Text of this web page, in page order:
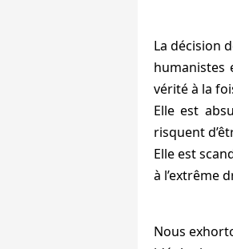
La décision
humanistes
vérité à la
Elle est
risquent
Elle est
à l’extrême
Nous